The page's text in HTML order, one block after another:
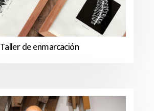
Taller de enmarcación